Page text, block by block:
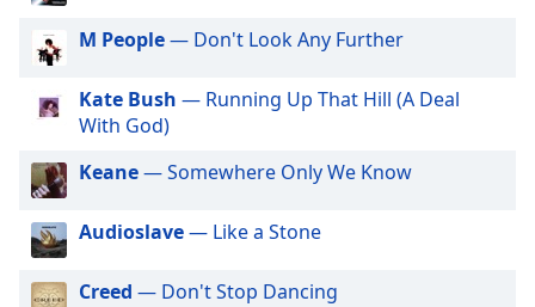
Color
Opacity
Text
Background
Color
M People— Don't Look Any Further
Kate Bush — Running Up That Hill (A Deal
With God)
Keane— Somewhere Only We Know
Audioslave— Like a Stone
Creed — Don't Stop Dancing